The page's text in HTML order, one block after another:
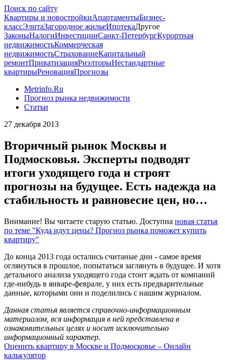
Поиск по сайту
Квартиры и новостройкиАпартаментыБизнес-
классЭлитаЗагородное жильеИпотекаДругое
ЗаконыНалогиИнвестицииСанкт-ПетербургКурортная
недвижимостьКоммерческая
недвижимостьСтрахованиеКапитальный
ремонтПриватизацияРиэлторыНестандартные
квартирыРеновацияПрогнозы
Metrinfo.Ru
Прогноз рынка недвижимости
Статьи
27 декабря 2013
Вторичный рынок Москвы и
Подмосковья. Эксперты подводят
итоги уходящего года и строят
прогнозы на будущее. Есть надежда на
стабильность и равновесие цен, но…
Внимание! Вы читаете старую статью. Доступна новая статья
по теме "Куда идут цены? Прогноз рынка поможет купить
квартиру"
До конца 2013 года остались считаные дни - самое время
оглянуться в прошлое, попытаться заглянуть в будущее. И хотя
детального анализа уходящего года стоит ждать от компаний
где-нибудь в январе-феврале, у них есть предварительные
данные, которыми они и поделились с нашим журналом.
Данная статья является справочно-информационным
материалом, вся информация в ней представлена в
ознакомительных целях и носит исключительно
информационный характер.
Оценить квартиру в Москве и Подмосковье – Онлайн
калькулятор